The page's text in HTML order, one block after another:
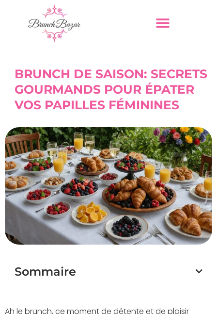
BRUNCH DE SAISON: SECRETS
GOURMANDS POUR ÉPATER
VOS PAPILLES FÉMININES
Sommaire
Ah le brunch, ce moment de détente et de plaisir